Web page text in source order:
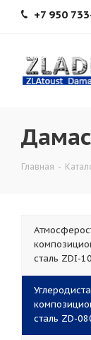
+7 950
Главная -
сталь ZDI-
сталь ZD-